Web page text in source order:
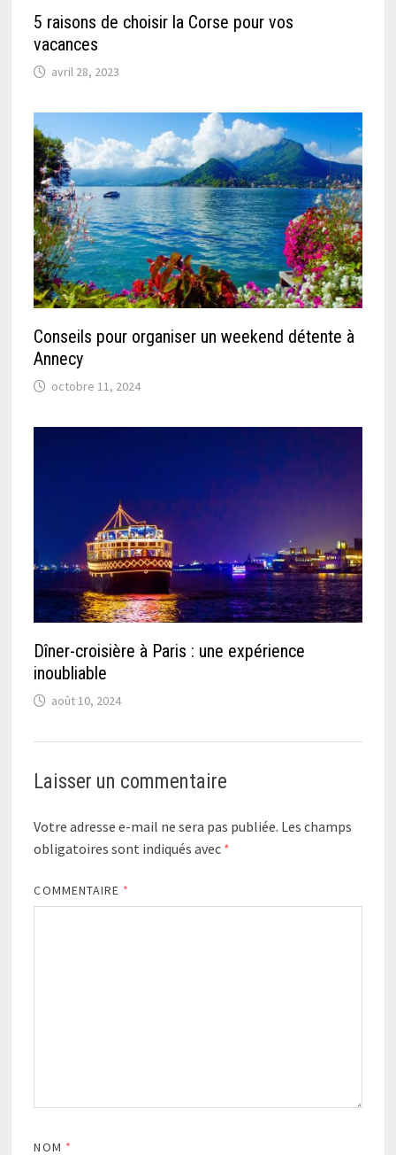
5 raisons de choisir la Corse pour vos
vacances
avril 28, 2023
Conseils pour organiser un weekend détente à
Annecy
octobre 11, 2024
Dîner-croisière à Paris : une expérience
inoubliable
août 10, 2024
Laisser un commentaire
Votre adresse e-mail ne sera pas publiée. Les champs
obligatoires sont indiqués avec *
COMMENTAIRE *
NOM *